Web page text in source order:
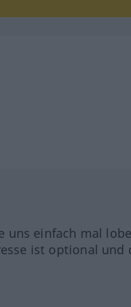
uns einfach mal
ist optional und